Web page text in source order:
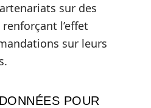
sur des
l’effet
sur leurs
POUR